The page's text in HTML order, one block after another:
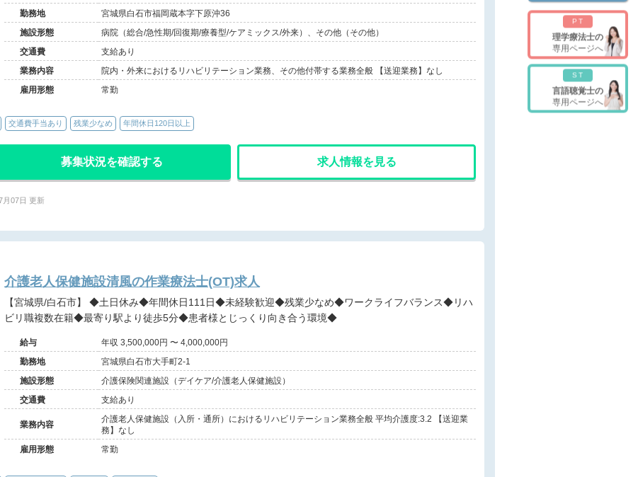
勤務地
宮城県白石市福岡蔵本字下原沖36
施設形態
病院（総合/急性期/回復期/療養型/ケアミックス/外来）、その他（その他）
交通費
支給あり
業務内容
院内・外来におけるリハビリテーション業務、その他付帯する業務全般 【送迎業務】なし
雇用形態
常勤
交通費手当あり 残業少なめ 年間休日120日以上
募集状況を確認する 求人情報を見る
月07日 更新
介護老人保健施設清風の作業療法士(OT)求人
【宮城県/白石市】 ◆土日休み◆年間休日111日◆未経験歓迎◆残業少なめ◆ワークライフバランス◆リハ
ビリ職複数在籍◆最寄り駅より徒歩5分◆患者様とじっくり向き合う環境◆
給与
年収 3,500,000円 〜 4,000,000円
勤務地
宮城県白石市大手町2-1
施設形態
介護保険関連施設（デイケア/介護老人保健施設）
交通費
支給あり
業務内容
介護老人保健施設（入所・通所）におけるリハビリテーション業務全般 平均介護度:3.2 【送迎業
務】なし
雇用形態
常勤
PT
理学療法士の
専用ページへ
ST
言語聴覚士の
専用ページへ